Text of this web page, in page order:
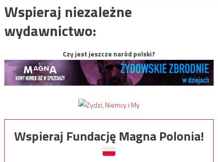
Wspieraj niezależne
wydawnictwo:
Czy jest jeszcze naród polski?
Wspieraj Fundację Magna Polonia!